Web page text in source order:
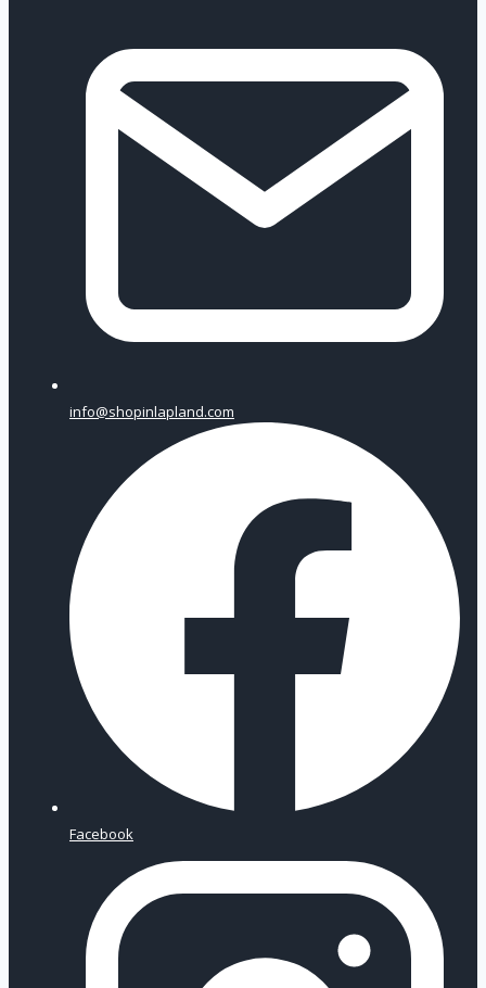
info@shopinlapland.com
Facebook